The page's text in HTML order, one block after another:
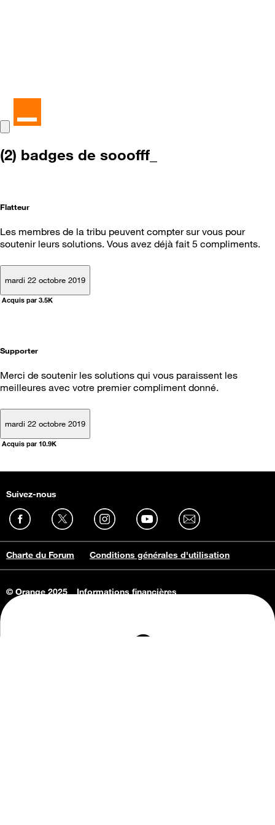
(2) badges de sooofff_
Flatteur
Les membres de la tribu peuvent compter sur vous pour
soutenir leurs solutions. Vous avez déjà fait 5 compliments.
mardi 22 octobre 2019
Acquis par 3.5K
Supporter
Merci de soutenir les solutions qui vous paraissent les
meilleures avec votre premier compliment donné.
mardi 22 octobre 2019
Acquis par 10.9K
Suivez-nous
Charte du Forum Conditions générales d'utilisation
© Orange 2025
Informations financières